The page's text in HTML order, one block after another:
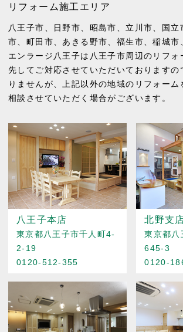
リフォーム施工エリア
八王子市、 日野市、 昭島市、 立川市、 国立
市、 町田市、あきる野市、 福生市、稲城市
エンラージ八王子は八王子市周辺のリフォ
先してご対応させていただいておりますの
りませんが、上記以外の地域のリフォーム
相談させていただく場合がございます。
八王子本店
東京都八王子市千人町4-
2-19
0120-512-355
北野支
東京都八
645-3
0120-